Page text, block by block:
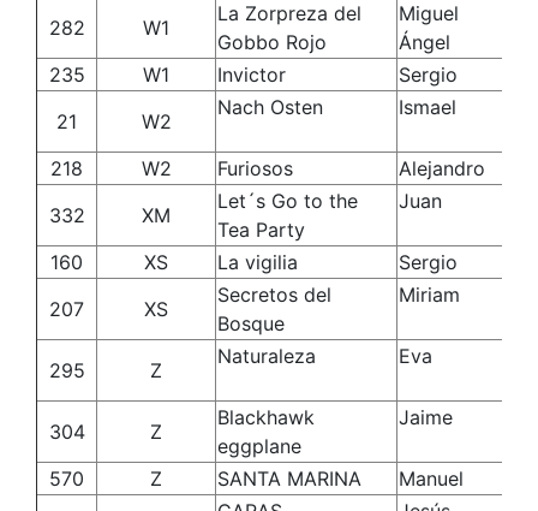
282
W1
La Zorpreza del
Gobbo Rojo
Miguel
Ángel
235 W1 Invictor Sergio
21
W2
Nach Osten Ismael
218
W2 Furiosos Alejandro
332
XM
Let´s Go to the
Tea Party
Juan
160
XS La vigilia Sergio
207
XS
Secretos del
Bosque
Miriam
295
Z
Naturaleza Eva
304
Z
Blackhawk
eggplane
Jaime
570
Z SANTA MARINA Manuel